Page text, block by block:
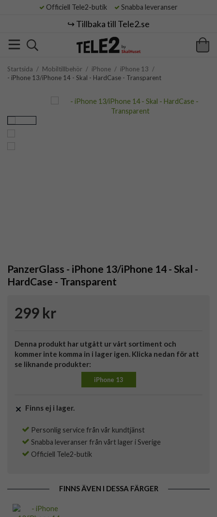
Officiell Tele2-butik Snabba leveranser
↪️ Tillbaka till Tele2.se
Startsida / Mobiltillbehör / iPhone / iPhone 13 /
- iPhone 13/iPhone 14 - Skal - HardCase - Transparent
PanzerGlass - iPhone 13/iPhone 14 - Skal -
HardCase - Transparent
299 kr
Denna produkt har utgått ur vårt sortiment och
kommer inte komma in i lager igen. Klicka nedan för att
se liknande produkter:
iPhone 13
Finns ej i lager.
Personlig service från vår kundtjänst
Snabba leveranser från vårt lager i Sverige
Officiell Tele2-butik
FINNS ÄVEN I DESSA FÄRGER